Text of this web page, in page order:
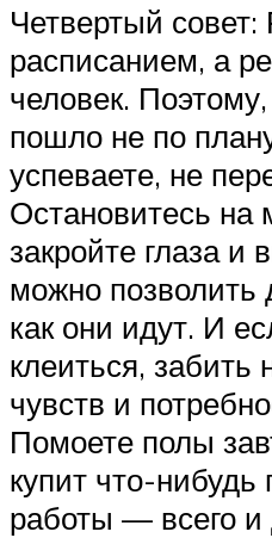
Четвертый совет:
расписанием, а
человек.
пошло не по
успеваете, не
Остановитесь на
закройте глаза и
можно позволить
как они идут. И
клеиться, забить
чувств и
Помоете полы
купит что-нибудь
работы — всего и